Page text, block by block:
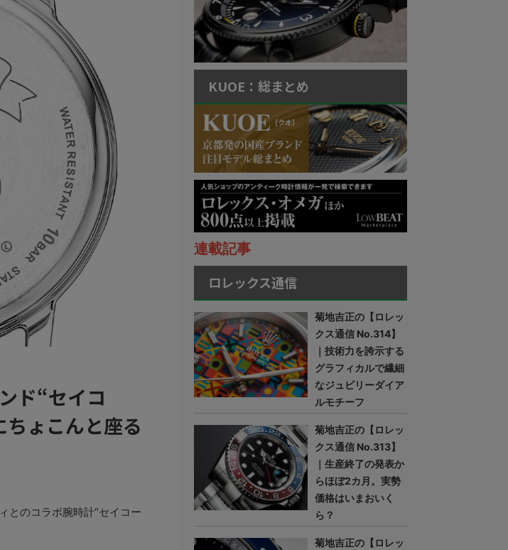
ド“セイコ
ょこんと座る
とのコラボ腕時計“セイコー
KUOE：総まとめ
連載記事
ロレックス通信
菊地吉正の【ロレッ
クス通信 No.314】
｜技術力を誇示する
グラフィカルで繊細
なジュビリーダイア
ルモチーフ
菊地吉正の【ロレッ
クス通信 No.313】
｜生産終了の発表か
らほぼ2カ月。実勢
価格はいまおいく
ら？
菊地吉正の【ロレッ